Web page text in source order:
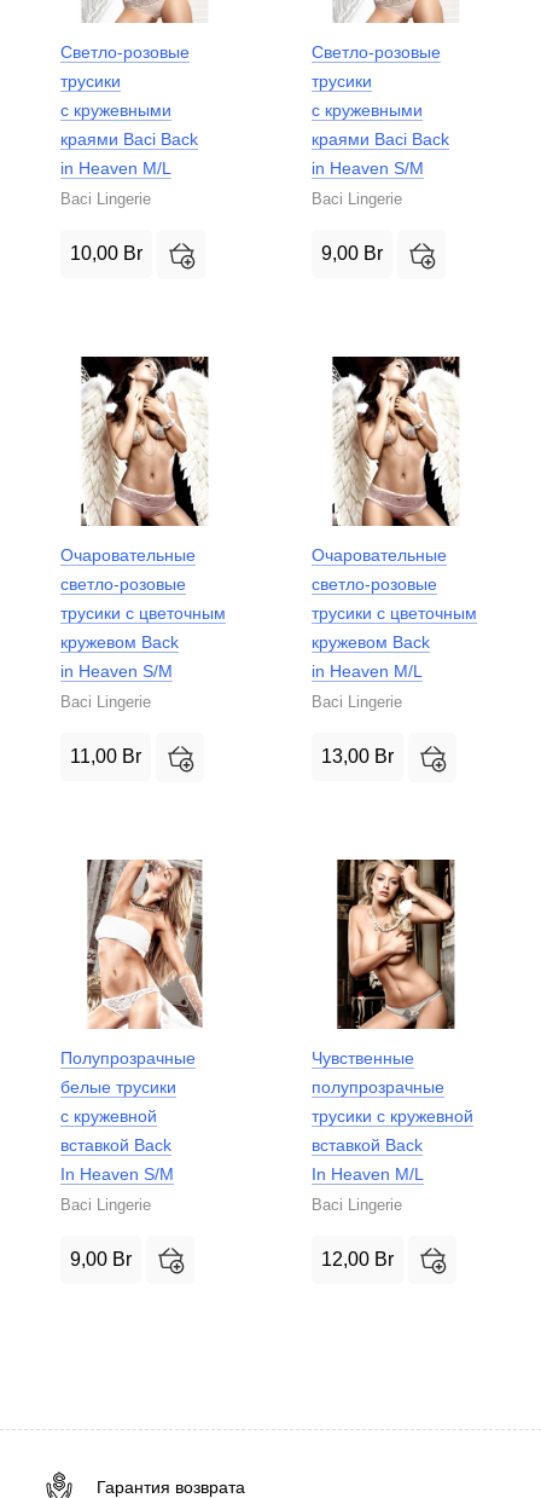
Светло-розовые
трусики
с кружевными
краями Baci Back
in Heaven M/L
Baci Lingerie
10,00 Br
Светло-розовые
трусики
с кружевными
краями Baci Back
in Heaven S/M
Baci Lingerie
9,00 Br
Очаровательные
светло-розовые
трусики с цветочным
кружевом Back
in Heaven S/M
Baci Lingerie
11,00 Br
Очаровательные
светло-розовые
трусики с цветочным
кружевом Back
in Heaven M/L
Baci Lingerie
13,00 Br
Полупрозрачные
белые трусики
с кружевной
вставкой Back
In Heaven S/M
Baci Lingerie
9,00 Br
Чувственные
полупрозрачные
трусики с кружевной
вставкой Back
In Heaven M/L
Baci Lingerie
12,00 Br
Гарантия возврата